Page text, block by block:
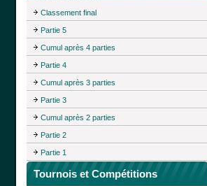
Classement final
Partie 5
Cumul après 4 parties
Partie 4
Cumul après 3 parties
Partie 3
Cumul après 2 parties
Partie 2
Partie 1
Tournois et Compétitions